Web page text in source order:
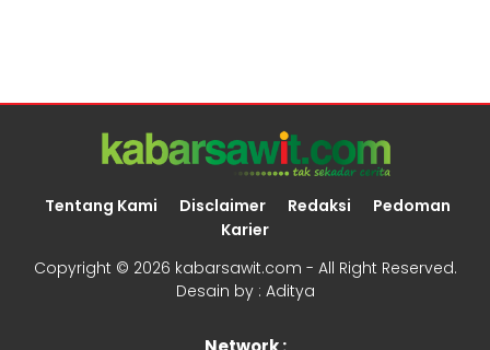
Tentang Kami Disclaimer Redaksi
Pedoman
Karier
Copyright © 2026 kabarsawit.com - All Right Reserved.
Desain by : Aditya